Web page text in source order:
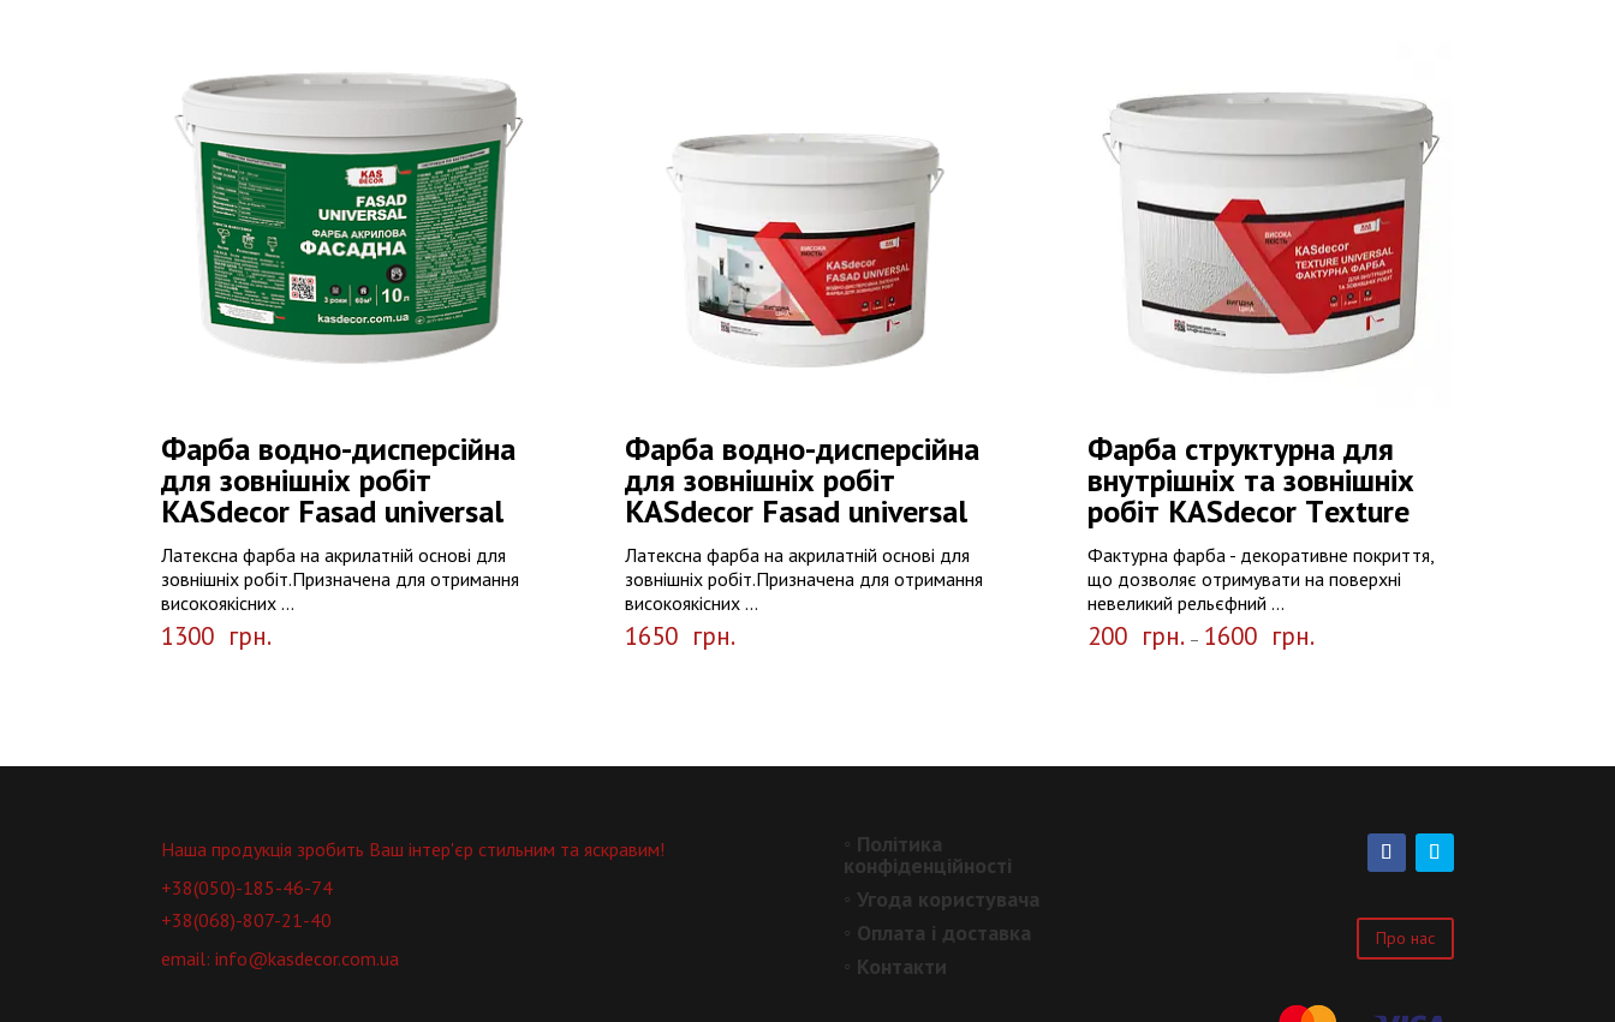
Фарба водно-дисперсійна
для зовнішніх робіт
КASdecor Fasad universal
Латексна фарба на акрилатній основі для
зовнішніх робіт.Призначена для отримання
високоякісних ...
1300 грн.
Фарба водно-дисперсійна
для зовнішніх робіт
КASdecor Fasad universal
Латексна фарба на акрилатній основі для
зовнішніх робіт.Призначена для отримання
високоякісних ...
1650 грн.
Фарба структурна для
внутрішніх та зовнішніх
робіт КASdecor Тexture
Фактурна фарба - декоративне покриття,
що дозволяє отримувати на поверхні
невеликий рельєфний ...
200 грн.– 1600 грн.
Наша продукція зробить Ваш інтер'єр стильним та яскравим!
+38(050)-185-46-74
+38(068)-807-21-40
email: info@kasdecor.com.ua
◦ Політика
конфіденційності
◦ Угода користувача
◦ Оплата і доставка
◦ Контакти
Про нас